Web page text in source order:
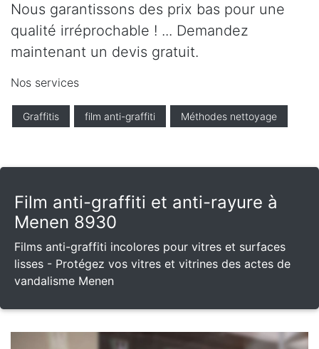
Nous garantissons des prix bas pour une
qualité irréprochable ! ... Demandez
maintenant un devis gratuit.
Nos services
Graffitis film anti-graffiti Méthodes nettoyage
Film anti-graffiti et anti-rayure à
Menen 8930
Films anti-graffiti incolores pour vitres et surfaces
lisses - Protégez vos vitres et vitrines des actes de
vandalisme Menen